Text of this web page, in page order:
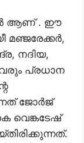
ആണ് . ഈ
നദിയ,
പ്രധാന
ജോർജ്
വെങ്കടേഷ്